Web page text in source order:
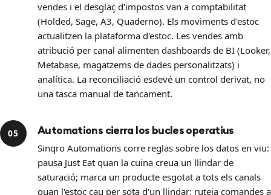
vendes i el desglaç d'impostos van a comptabilitat
(Holded, Sage, A3, Quaderno). Els moviments d'estoc
actualitzen la plataforma d'estoc. Les vendes amb
atribució per canal alimenten dashboards de BI (Looker,
Metabase, magatzems de dades personalitzats) i
analítica. La reconciliació esdevé un control derivat, no
una tasca manual de tancament.
05 Automations cierra los bucles operatius
Sinqro Automations corre reglas sobre los datos en viu:
pausa Just Eat quan la cuina creua un llindar de
saturació; marca un producte esgotat a tots els canals
quan l'estoc cau per sota d'un llindar; ruteja comandes a